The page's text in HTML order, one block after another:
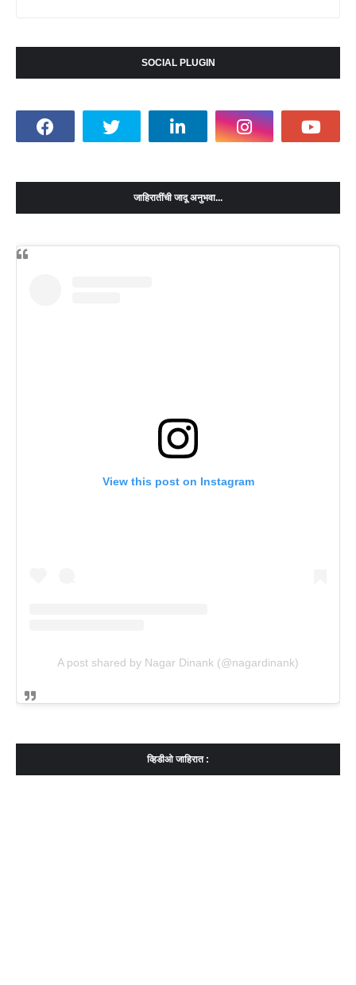
SOCIAL PLUGIN
जाहिरातींची जादू अनुभवा...
View this post on Instagram
A post shared by Nagar Dinank (@nagardinank)
व्हिडीओ जाहिरात :